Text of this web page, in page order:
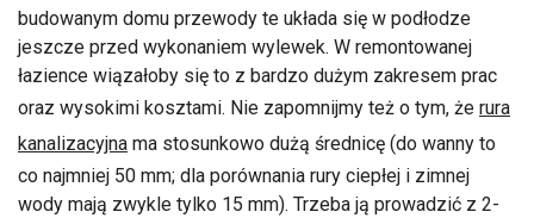
budowanym domu przewody te układa się w podłodze
jeszcze przed wykonaniem wylewek. W remontowanej
łazience wiązałoby się to z bardzo dużym zakresem prac
oraz wysokimi kosztami. Nie zapomnijmy też o tym, że rura
kanalizacyjna ma stosunkowo dużą średnicę (do wanny to
co najmniej 50 mm; dla porównania rury ciepłej i zimnej
wody mają zwykle tylko 15 mm). Trzeba ją prowadzić z 2-